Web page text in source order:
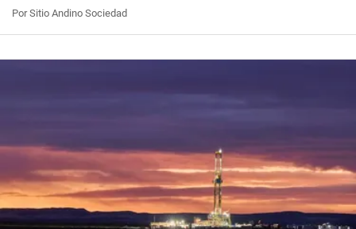
Por Sitio Andino Sociedad